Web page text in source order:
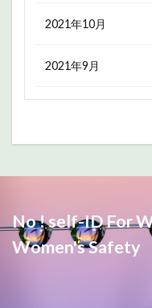
2021年10月
2021年9月
No ! self-ID For
Women's Safety